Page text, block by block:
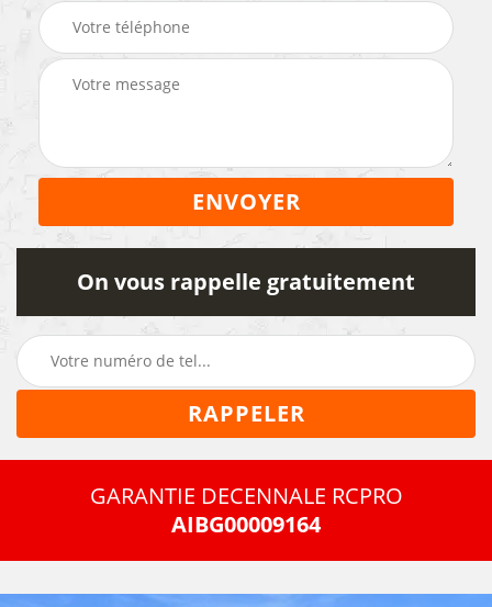
On vous rappelle gratuitement
GARANTIE DECENNALE RCPRO
AIBG00009164